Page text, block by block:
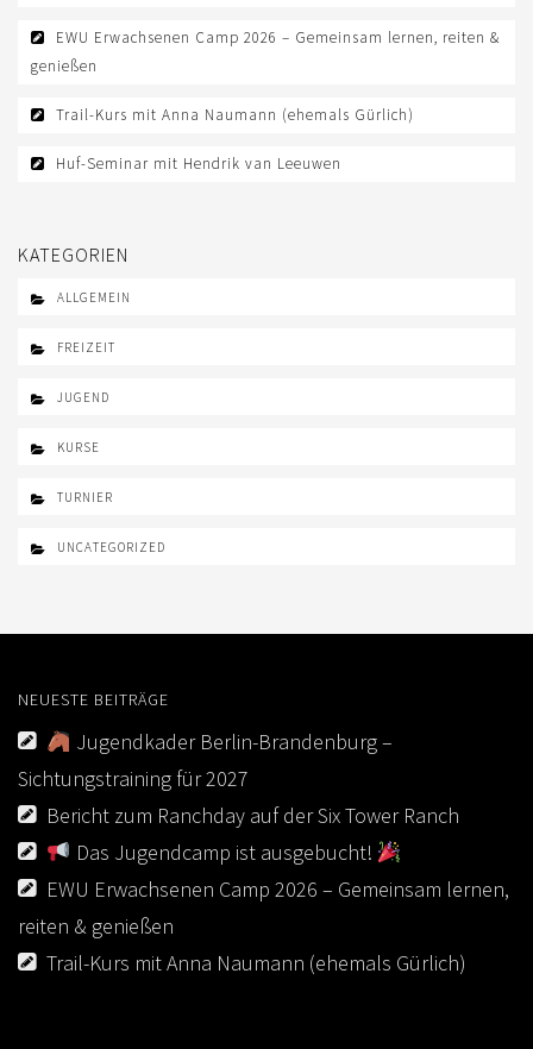
EWU Erwachsenen Camp 2026 – Gemeinsam lernen, reiten &
genießen
Trail-Kurs mit Anna Naumann (ehemals Gürlich)
Huf-Seminar mit Hendrik van Leeuwen
KATEGORIEN
ALLGEMEIN
FREIZEIT
JUGEND
KURSE
TURNIER
UNCATEGORIZED
NEUESTE BEITRÄGE
Jugendkader Berlin-Brandenburg –
Sichtungstraining für 2027
Bericht zum Ranchday auf der Six Tower Ranch
Das Jugendcamp ist ausgebucht!
EWU Erwachsenen Camp 2026 – Gemeinsam lernen,
reiten & genießen
Trail-Kurs mit Anna Naumann (ehemals Gürlich)